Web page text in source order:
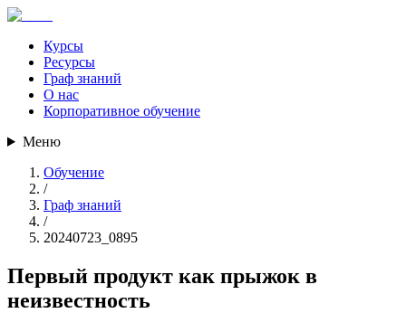
Курсы
Ресурсы
Граф знаний
О нас
Корпоративное обучение
Меню
Обучение
/
Граф знаний
/
20240723_0895
Первый продукт как прыжок в
неизвестность